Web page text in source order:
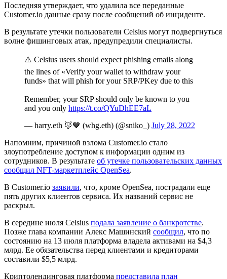
Последняя утверждает, что удалила все переданные
Customer.io данные сразу после сообщений об инциденте.
В результате утечки пользователи Celsius могут подвергнуться
волне фишинговых атак, предупредили специалисты.
⚠️ Celsius users should expect phishing emails along
the lines of «Verify your wallet to withdraw your
funds» that will phish for your SRP/PKey due to this
Remember, your SRP should only be known to you
and you only https://t.co/QYuDhEE7aL
— harry.eth 🦊💙 (whg.eth) (@sniko_) July 28, 2022
Напомним, причиной взлома Customer.io стало
злоупотребление доступом к информации одним из
сотрудников. В результате об утечке пользовательских данных
сообщил NFT-маркетплейс OpenSea.
В Customer.io заявили, что, кроме OpenSea, пострадали еще
пять других клиентов сервиса. Их названий сервис не
раскрыл.
В середине июля Celsius подала заявление о банкротстве.
Позже глава компании Алекс Машинский сообщил, что по
состоянию на 13 июля платформа владела активами на $4,3
млрд. Ее обязательства перед клиентами и кредиторами
составили $5,5 млрд.
Криптолендинговая платформа представила план